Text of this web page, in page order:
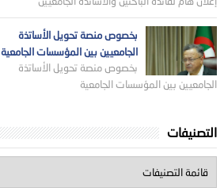
بخصوص منصة تحويل الأساتذة
الجامعيين بين المؤسسات الجامعية
بخصوص منصة تحويل الأساتذة
الجامعيين بين المؤسسات الجامعية
التصنيفات